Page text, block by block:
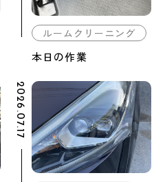
ルームクリーニング
本日の作業
2026.07.17